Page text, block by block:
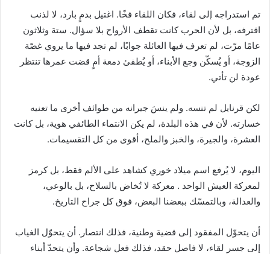
تم استدراجه إلى لقاء، فكان اللقاء فخًا. اغتيل بدمٍ بارد، لا لذنب
اقترفه، بل لأن الحرب كانت تقطف الأرواح بلا سؤال. ستة وثلاثون
عامًا مرّت، لم تعرف فيها العائلة جوابًا، لم تجد فيها ما يروي غصّة
الزوجة، أو يُسكّن وجع الأبناء، أو يُطفئ دمعة أمٍ قضت عمرها تنتظر
عودة لن تأتي.
لكن قرنايل لم تنسه. ولم ينسَ جيرانه من طوائف أخرى ما تعنيه
خسارته. لأن في هذه البلدة، لم يكن الانتماء الطائفي هوية، بل كانت
العشرة، والجيرة، والخبز والملح، أقوى من كل التقسيمات.
اليوم، لا يُرفع اسم ميلاد خوري كشاهد على الألم فقط، بل كرمز
لمعركة العيش الواحد . معركة لا تُخاض بالسلاح، بل بالوعي،
والعدالة، وبالتمسّك ببعضنا البعض، فوق كل جراح التاريخ.
أن يتحوّل المفقود إلى قضية وطنية، فذلك انتصار. أن يتحوّل الغياب
إلى جسر لقاء، لا فاصل حقد، فذلك فعل شجاعة. وأن يتحدّ أبناء